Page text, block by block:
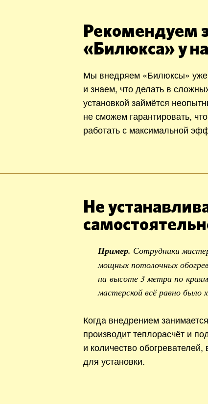
Рекомендуем
«Билюкса» у
Мы внедряем «Билюксы»
и знаем, что делать в
установкой займётся
не сможем гарантировать,
работать с максимальной
Не
Пример. Сотрудники
мощных потолочных
на высоте 3 метра по
мастерской всё равно было
Когда внедрением
производит теплорасчёт и
и количество
для установки.